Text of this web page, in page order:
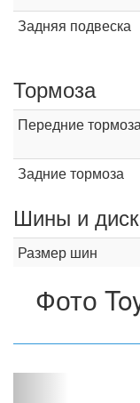
Задняя подвеска
Тормоза
Передние
Задние тормоза
Шины и
Размер шин
Фото